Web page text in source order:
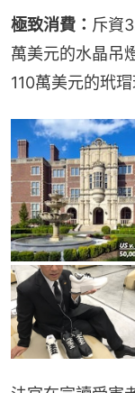
極致消費： 斥資
萬美元的水晶吊
110萬美元的玳瑁